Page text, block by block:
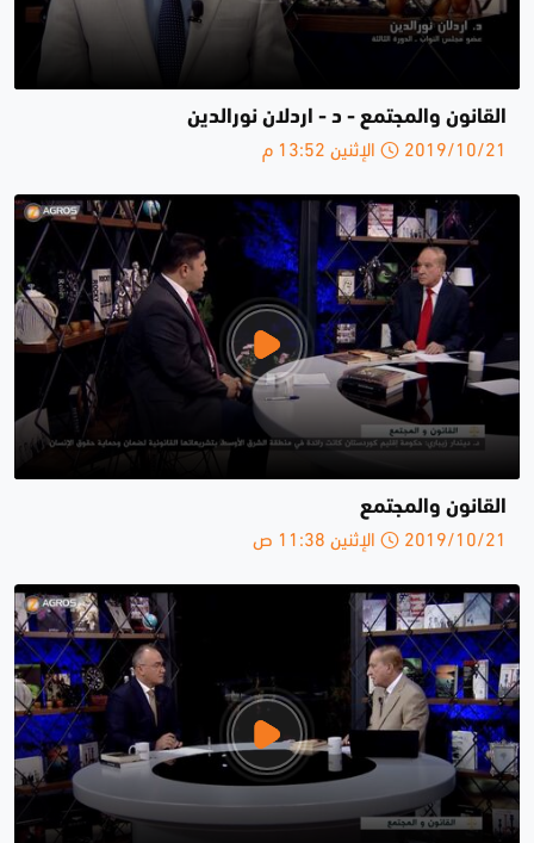
القانون والمجتمع - د - اردلان نورالدين
2019/10/21 الإثنين 13:52 م
القانون والمجتمع
2019/10/21 الإثنين 11:38 ص